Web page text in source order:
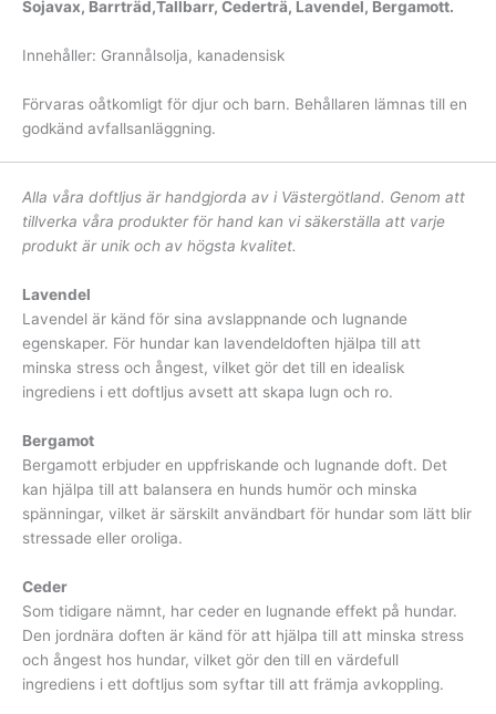
Sojavax, Barrträd,Tallbarr, Cederträ, Lavendel, Bergamott.
Innehåller: Grannålsolja, kanadensisk
Förvaras oåtkomligt för djur och barn. Behållaren lämnas till en
godkänd avfallsanläggning.
Alla våra doftljus är handgjorda av i Västergötland. Genom att
tillverka våra produkter för hand kan vi säkerställa att varje
produkt är unik och av högsta kvalitet.
Lavendel
Lavendel är känd för sina avslappnande och lugnande
egenskaper. För hundar kan lavendeldoften hjälpa till att
minska stress och ångest, vilket gör det till en idealisk
ingrediens i ett doftljus avsett att skapa lugn och ro.
Bergamot
Bergamott erbjuder en uppfriskande och lugnande doft. Det
kan hjälpa till att balansera en hunds humör och minska
spänningar, vilket är särskilt användbart för hundar som lätt blir
stressade eller oroliga.
Ceder
Som tidigare nämnt, har ceder en lugnande effekt på hundar.
Den jordnära doften är känd för att hjälpa till att minska stress
och ångest hos hundar, vilket gör den till en värdefull
ingrediens i ett doftljus som syftar till att främja avkoppling.